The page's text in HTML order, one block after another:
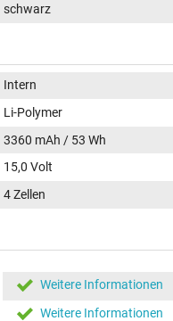
schwarz
Intern
Li-Polymer
3360 mAh / 53 Wh
15,0 Volt
4 Zellen
Weitere Informationen
Weitere Informationen